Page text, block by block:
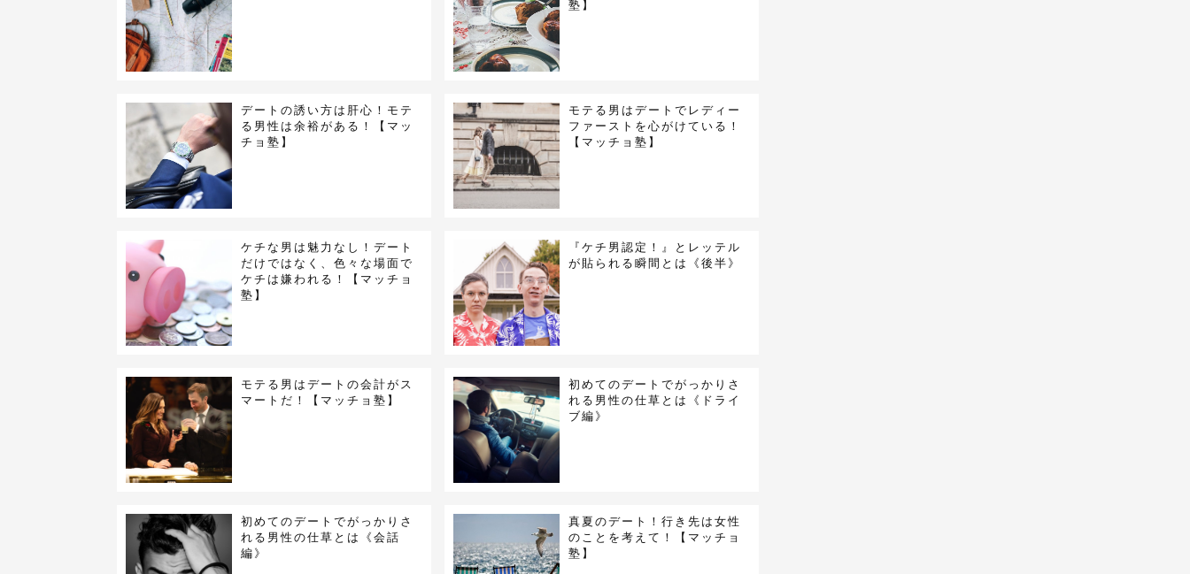
塾】
デートの誘い方は肝心！モテ
る男性は余裕がある！【マッ
チョ塾】
モテる男はデートでレディー
ファーストを心がけている！
【マッチョ塾】
ケチな男は魅力なし！デート
だけではなく、色々な場面で
ケチは嫌われる！【マッチョ
塾】
『ケチ男認定！』とレッテル
が貼られる瞬間とは《後半》
モテる男はデートの会計がス
マートだ！【マッチョ塾】
初めてのデートでがっかりさ
れる男性の仕草とは《ドライ
ブ編》
初めてのデートでがっかりさ
れる男性の仕草とは《会話
編》
真夏のデート！行き先は女性
のことを考えて！【マッチョ
塾】